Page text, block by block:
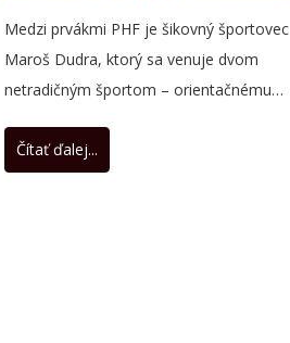
Medzi prvákmi PHF je šikovný športovec
Maroš Dudra, ktorý sa venuje dvom
netradičným športom – orientačnému
Čítať ďalej...